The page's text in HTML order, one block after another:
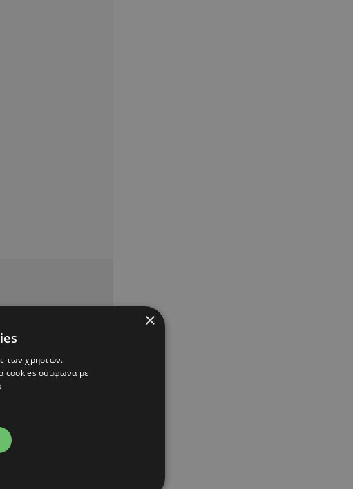
×
των χρηστών.
cookies σύμφωνα με